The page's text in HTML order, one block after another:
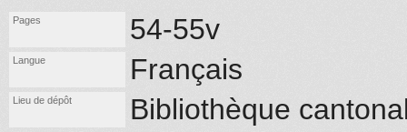
Pages 54-55v
Langue Français
Lieu de dépôt Bibliothèque